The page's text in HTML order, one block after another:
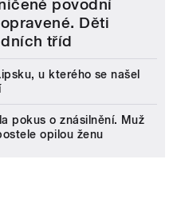
povodní
Děti
tříd
u kterého se našel
pokus o znásilnění. Muž
opilou ženu